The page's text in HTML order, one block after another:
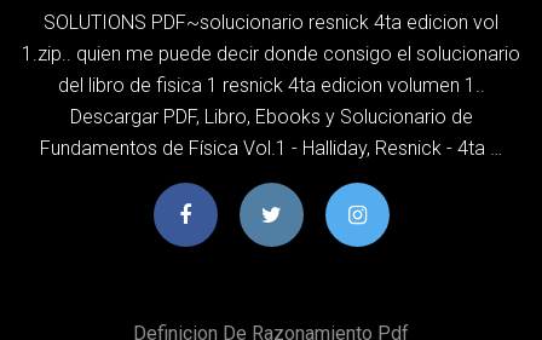
SOLUTIONS PDF~solucionario resnick 4ta edicion vol
1.zip.. quien me puede decir donde consigo el solucionario
del libro de fisica 1 resnick 4ta edicion volumen 1..
Descargar PDF, Libro, Ebooks y Solucionario de
Fundamentos de Física Vol.1 - Halliday, Resnick - 4ta …
Definicion De Razonamiento Pdf